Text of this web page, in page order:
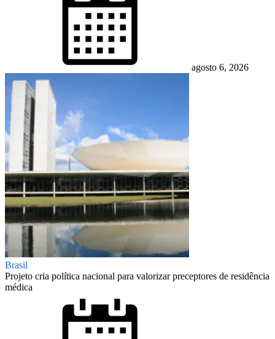
agosto 6, 2026
Brasil
Projeto cria política nacional para valorizar preceptores de residência
médica